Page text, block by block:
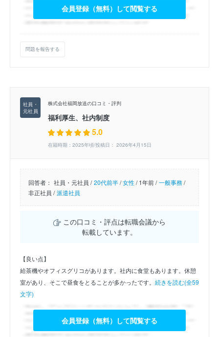
会員登録（無料）して閲覧する
問題を報告する
株式会社福岡放送の口コミ・評判
福利厚生、社内制度
5.0
在籍時期：2025年頃/投稿日： 2026年4月15日
回答者： 社員・元社員 / 20代前半/女性/1年前 / 一般事務/
非正社員 / 派遣社員
この口コミ・評点は転職会議から
転載しています。
【良い点】
給茶機やオフィスグリコがあります。社内に食堂もあります。休憩
室があり、そこで昼食をとることが多かったです。 続きを読む(全59
文字)
会員登録（無料）して閲覧する